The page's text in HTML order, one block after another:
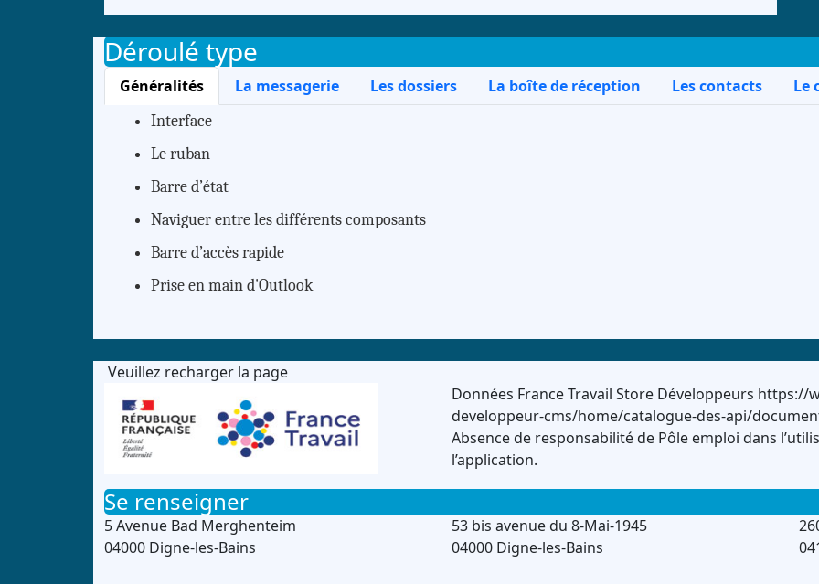
Déroulé type
Généralités La messagerie Les dossiers La boîte de réception Les contacts Le
Interface
Le ruban
Barre d’état
Naviguer entre les différents composants
Barre d’accès rapide
Prise en main d'Outlook
Veuillez recharger la page
Données France Travail Store Développeurs
developpeur-cms/home/catalogue-des-api/
Absence de responsabilité de Pôle emploi dans
l’application.
Se renseigner
5 Avenue Bad Merghenteim
04000 Digne-les-Bains
53 bis avenue du 8-Mai-1945
04000 Digne-les-Bains